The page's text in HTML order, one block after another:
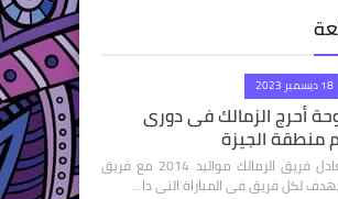
18 ديسمبر 2023
أحرج الزمالك فى دورى
منطقة الجيزة
كتب -مسعد مجاهد تعادل فريق الزمالك مواليد 2014 مع فريق
لكل فريق فى المباراة التى دا…